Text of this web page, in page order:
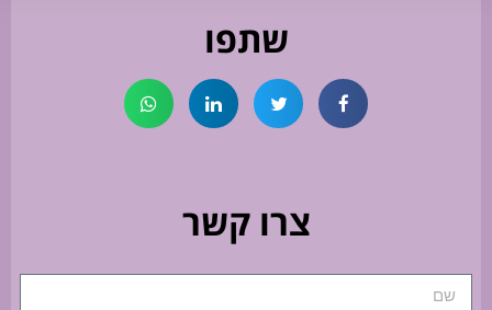
שתפו
צרו קשר